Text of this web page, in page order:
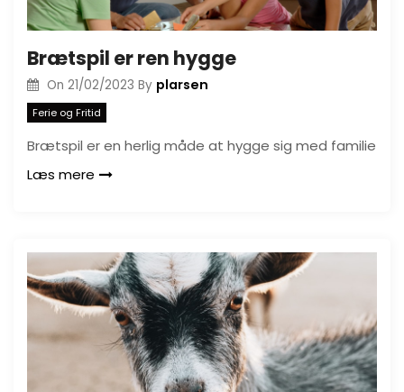
Brætspil er ren hygge
On 21/02/2023 By plarsen
Ferie og Fritid
Brætspil er en herlig måde at hygge sig med familie
Læs mere